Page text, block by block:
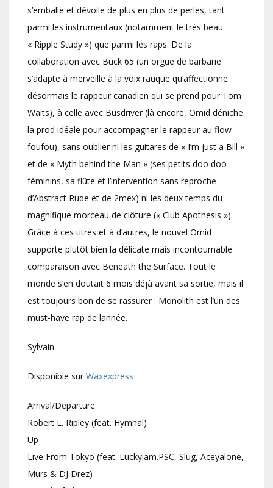
s’emballe et dévoile de plus en plus de perles, tant
parmi les instrumentaux (notamment le très beau
« Ripple Study ») que parmi les raps. De la
collaboration avec Buck 65 (un orgue de barbarie
s’adapte à merveille à la voix rauque qu’affectionne
désormais le rappeur canadien qui se prend pour Tom
Waits), à celle avec Busdriver (là encore, Omid déniche
la prod idéale pour accompagner le rappeur au flow
foufou), sans oublier ni les guitares de « I’m just a Bill »
et de « Myth behind the Man » (ses petits doo doo
féminins, sa flûte et l’intervention sans reproche
d’Abstract Rude et de 2mex) ni les deux temps du
magnifique morceau de clôture (« Club Apothesis »).
Grâce à ces titres et à d’autres, le nouvel Omid
supporte plutôt bien la délicate mais incontournable
comparaison avec Beneath the Surface. Tout le
monde s’en doutait 6 mois déjà avant sa sortie, mais il
est toujours bon de se rassurer : Monolith est l’un des
must-have rap de lannée.
Sylvain
Disponible sur Waxexpress
Arrival/Departure
Robert L. Ripley (feat. Hymnal)
Up
Live From Tokyo (feat. Luckyiam.PSC, Slug, Aceyalone,
Murs & DJ Drez)